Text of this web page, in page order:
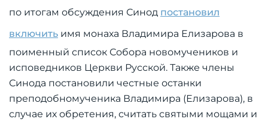
по итогам обсуждения Синод постановил
включить имя монаха Владимира Елизарова в
поименный список Собора новомучеников и
исповедников Церкви Русской. Также члены
Синода постановили честные останки
преподобномученика Владимира (Елизарова), в
случае их обретения, считать святыми мощами и